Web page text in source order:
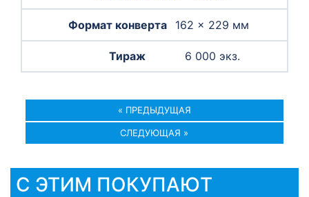
162 × 229 мм
6 000 экз.
« ПРЕДЫДУЩАЯ
СЛЕДУЮЩАЯ »
С ЭТИМ ПОКУПАЮТ